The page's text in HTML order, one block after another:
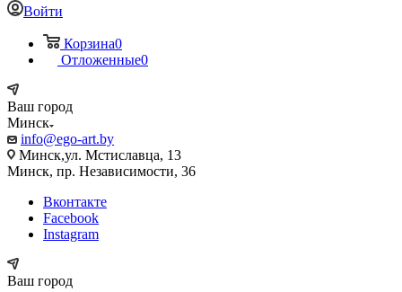
Войти
Корзина0
Отложенные0
Ваш город
Минск
info@ego-art.by
Минск,ул. Мстиславца, 13
Минск, пр. Независимости, 36
Вконтакте
Facebook
Instagram
Ваш город